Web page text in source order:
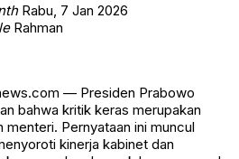
Rabu, 7 Jan 2026
Rahman
— Presiden Prabowo
bahwa kritik keras merupakan
menteri. Pernyataan ini muncul
kinerja kabinet dan